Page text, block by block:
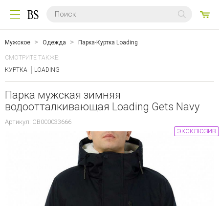
Мужское Одежда Парка-Куртка Loading
СМОТРИТЕ ТАКЖЕ:
КУРТКА
LOADING
Парка мужская зимняя
водоотталкивающая Loading Gets Navy
Артикул: CB000033666
ЭКСКЛЮЗИВ